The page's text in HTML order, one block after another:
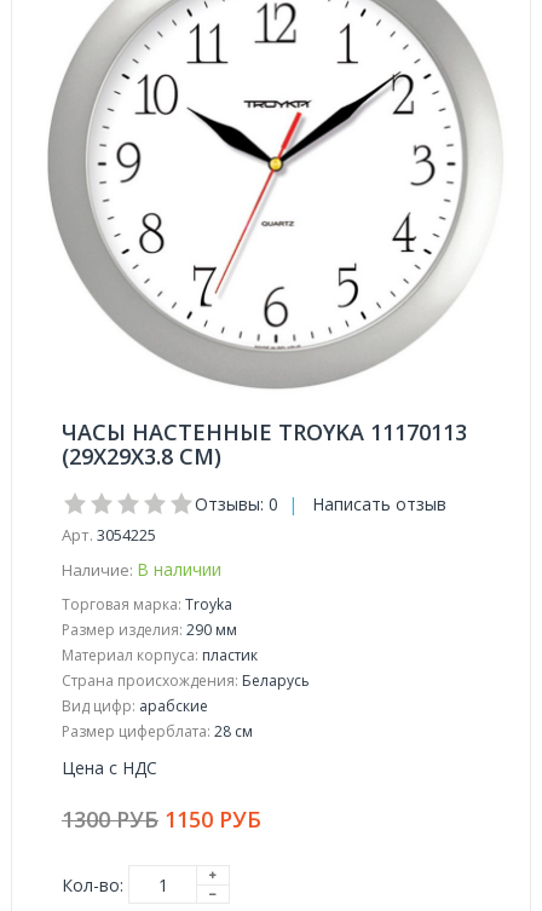
ЧАСЫ НАСТЕННЫЕ TROYKA 11170113
(29Х29Х3.8 СМ)
Отзывы: 0 | Написать отзыв
Арт. 3054225
Наличие: В наличии
Торговая марка: Troyka
Размер изделия: 290 мм
Материал корпуса: пластик
Страна происхождения: Беларусь
Вид цифр: арабские
Размер циферблата: 28 см
Цена с НДС
1300 РУБ 1150 РУБ
Кол-во: